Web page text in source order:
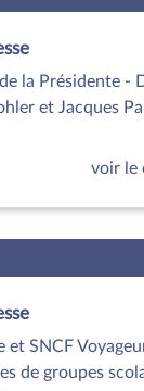
la Présidente -
et Jacques
voir le
et SNCF
de groupes